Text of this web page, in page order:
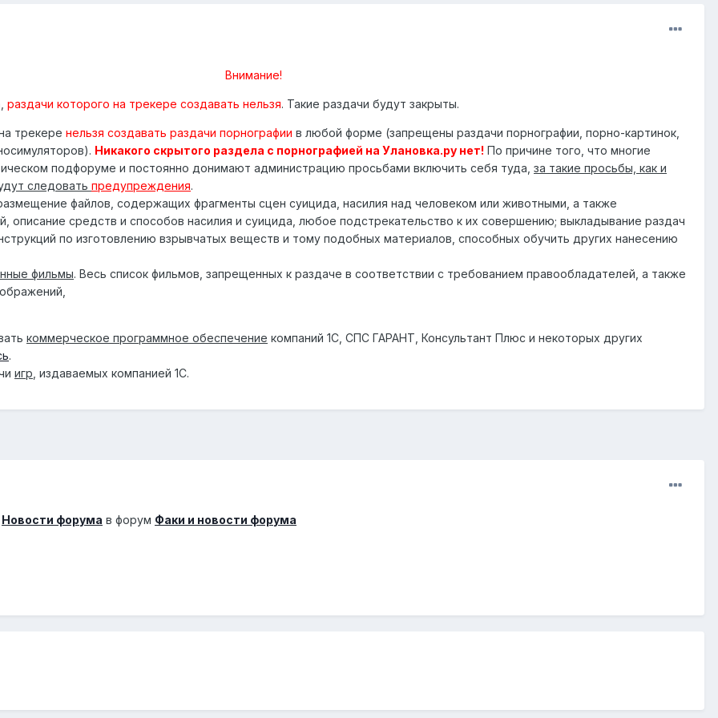
Внимание!
раздачи которого на трекере создавать нельзя. Такие раздачи будут закрыты.
трекере нельзя создавать раздачи порнографии в любой форме (запрещены раздачи порнографии, порно-картинок,
Никакого скрытого раздела с порнографией на Улановка.ру нет! По причине того, что многие
подфоруме и постоянно донимают администрацию просьбами включить себя туда, за такие просьбы, как и
следовать предупреждения.
файлов, содержащих фрагменты сцен суицида, насилия над человеком или животными, а также
описание средств и способов насилия и суицида, любое подстрекательство к их совершению; выкладывание раздач
по изготовлению взрывчатых веществ и тому подобных материалов, способных обучить других нанесению
фильмы. Весь список фильмов, запрещенных к раздаче в соответствии с требованием правообладателей, а также
коммерческое программное обеспечение компаний 1С, СПС ГАРАНТ, Консультант Плюс и некоторых других
.
игр , издаваемых компанией 1С.
Новости форума в форум Факи и новости форума